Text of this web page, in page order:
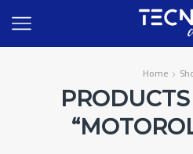
Home